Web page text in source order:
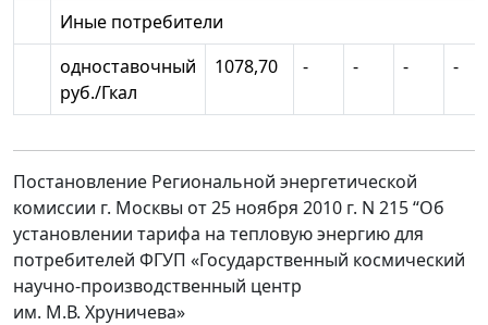
Иные потребители
одноставочный
руб./Гкал
1078,70 - - - -
Постановление Региональной энергетической
комиссии г. Москвы от 25 ноября 2010 г. N 215 “Об
установлении тарифа на тепловую энергию для
потребителей ФГУП «Государственный космический
научно-производственный центр
им. М.В. Хруничева»